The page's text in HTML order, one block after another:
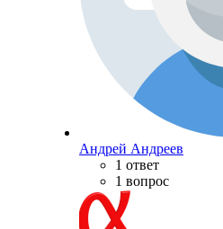
Андрей Андреев
1 ответ
1 вопрос